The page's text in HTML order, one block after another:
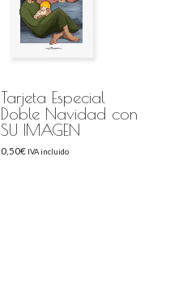
Tarjeta Especial
Doble Navidad con
SU IMAGEN
0,50€ IVA incluido